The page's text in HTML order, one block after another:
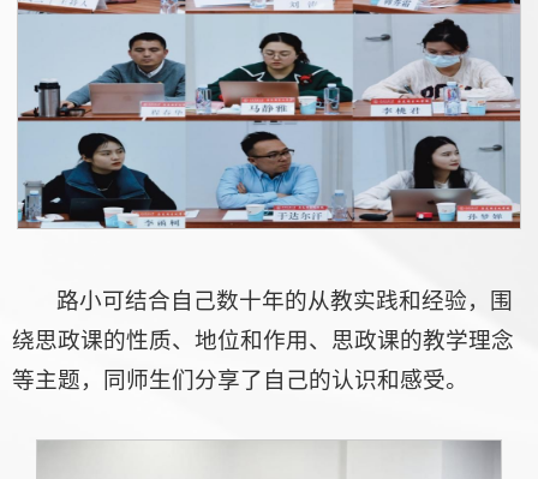
路小可结合自己数十年的从教实践和经验，围
绕思政课的性质、地位和作用、思政课的教学理念
等主题，同师生们分享了自己的认识和感受。